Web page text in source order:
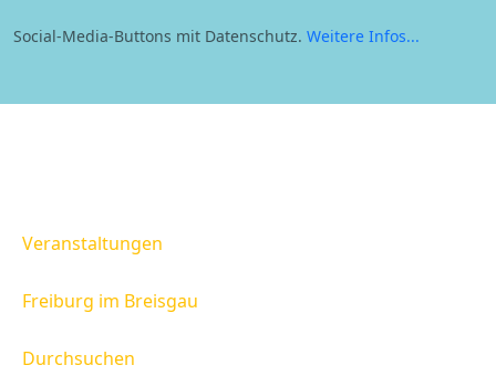
Social-Media-Buttons mit Datenschutz. Weitere Infos...
Veranstaltungen
Freiburg im Breisgau
Durchsuchen